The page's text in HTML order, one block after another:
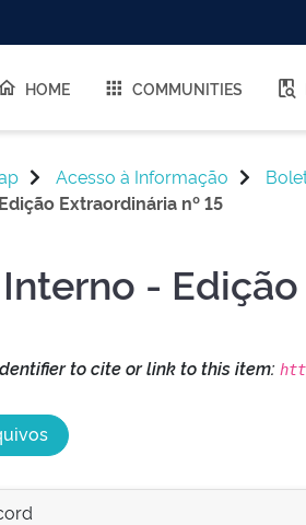
HOME COMMUNITIES
Acesso à Informação
Extraordinária nº 15
-
to cite or link to this item: